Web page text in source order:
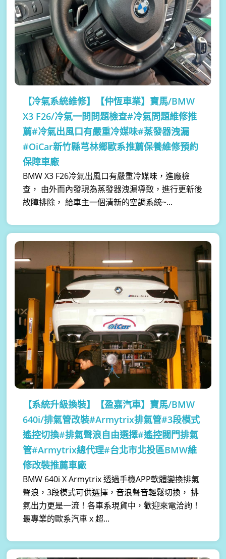
【冷氣系統維修】
【仲恆車業】寶馬/BMW
X3 F26/冷氣一問問題檢查#冷氣問題維修推
薦#冷氣出風口有嚴重冷媒味#蒸發器洩漏
#OiCar新竹縣芎林鄉歐系推薦保養維修預約
保障車廠
BMW X3 F26冷氣出風口有嚴重冷媒味，進廠檢
查， 由外而內發現為蒸發器洩漏導致，進行更新後
故障排除， 給車主一個清新的空調系統~...
【系統升級換裝】
【盈嘉汽車】寶馬/BMW
640i/排氣管改裝#Armytrix排氣管#3段模式
遙控切換#排氣聲浪自由選擇#遙控閥門排氣
管#Armytrix總代理#台北市北投區BMW維
修改裝推薦車廠
BMW 640i X Armytrix 透過手機APP軟體變換排氣
聲浪，3段模式可供選擇，音浪聲音輕鬆切換， 排
氣出力更是一流！各車系現貨中，歡迎來電洽詢！
最專業的歐系汽車 x 超...